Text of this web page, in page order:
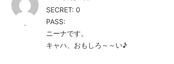
-
SECRET: 0
PASS:
ニーナです。
キャハ、おもしろ～～い♪